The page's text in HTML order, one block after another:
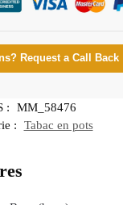
Request a Call Back
:
MM_58476
:
Tabac en pots